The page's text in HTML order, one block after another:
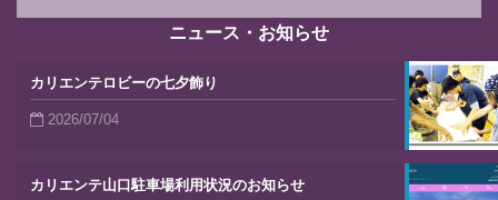
ニュース・お知らせ
カリエンテロビーの七夕飾り
2026/07/04
カリエンテ山口駐車場利用状況のお知らせ